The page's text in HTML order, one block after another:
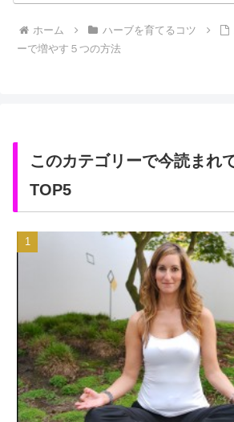
ホーム ハーブを育てるコツ
ーで増やす５つの方法
このカテゴリーで今読まれ
TOP5